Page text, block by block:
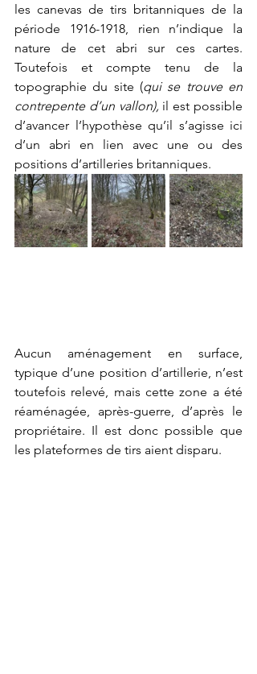
les canevas de tirs britanniques de la
période 1916-1918, rien n’indique la
nature de cet abri sur ces cartes.
Toutefois et compte tenu de la
topographie du site (qui se trouve en
contrepente d’un vallon), il est possible
d’avancer l’hypothèse qu’il s’agisse ici
d’un abri en lien avec une ou des
positions d’artilleries britanniques.
Aucun aménagement en surface,
typique d’une position d’artillerie, n’est
toutefois relevé, mais cette zone a été
réaménagée, après-guerre, d’après le
propriétaire. Il est donc possible que
les plateformes de tirs aient disparu.